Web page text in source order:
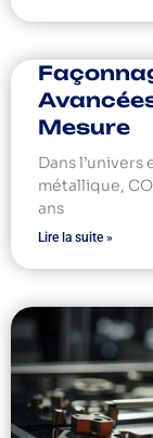
Mesure
Dans
métallique,
ans
Lire la suite »